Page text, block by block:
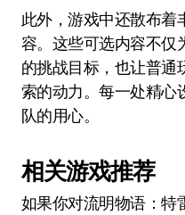
此外，游戏中还散布着
容。这些可选内容不仅
的挑战目标，也让普通
索的动力。每一处精心
队的用心。
相关游戏推荐
如果你对流明物语：特